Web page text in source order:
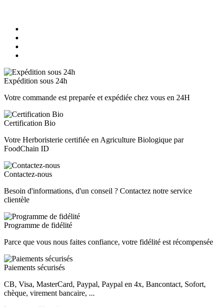
Expédition sous 24h
Votre commande est preparée et expédiée chez vous en 24H
Certification Bio
Votre Herboristerie certifiée en Agriculture Biologique par
FoodChain ID
Contactez-nous
Besoin d'informations, d'un conseil ? Contactez notre service
clientèle
Programme de fidélité
Parce que vous nous faites confiance, votre fidélité est récompensée
Paiements sécurisés
CB, Visa, MasterCard, Paypal, Paypal en 4x, Bancontact, Sofort,
chèque, virement bancaire, ...